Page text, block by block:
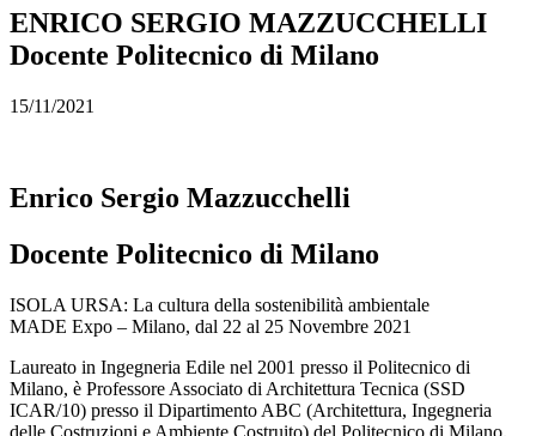
ENRICO SERGIO MAZZUCCHELLI
Docente Politecnico di Milano
15/11/2021
Enrico Sergio Mazzucchelli
Docente Politecnico di Milano
ISOLA URSA: La cultura della sostenibilità ambientale
MADE Expo – Milano, dal 22 al 25 Novembre 2021
Laureato in Ingegneria Edile nel 2001 presso il Politecnico di
Milano, è Professore Associato di Architettura Tecnica (SSD
ICAR/10) presso il Dipartimento ABC (Architettura, Ingegneria
delle Costruzioni e Ambiente Costruito) del Politecnico di Milano.